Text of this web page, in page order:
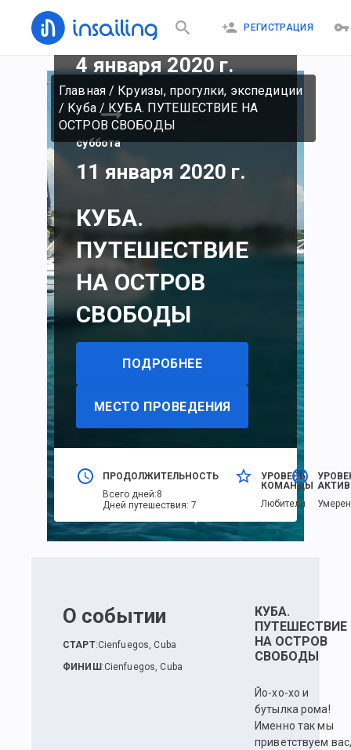
РЕГИСТРАЦИЯ
Главная/ Круизы, прогулки, экспедиции
/ Куба/ КУБА. ПУТЕШЕСТВИЕ НА
ОСТРОВ СВОБОДЫ
суббота
4 января 2020 г.
суббота
11 января 2020 г.
КУБА.
ПУТЕШЕСТВИЕ
НА ОСТРОВ
СВОБОДЫ
ПОДРОБНЕЕ
МЕСТО ПРОВЕДЕНИЯ
ПРОДОЛЖИТЕЛЬНОСТЬ
Всего дней:8
Дней путешествия:7
УРОВЕНЬ
КОМАНДЫ
Любители
О событии
СТАРТ:Cienfuegos, Cuba
ФИНИШ :Cienfuegos, Cuba
КУБА.
ПУТЕШЕСТВИЕ
НА ОСТРОВ
СВОБОДЫ
Йо-хо-хо и
бутылка рома!
Именно так мы
приветствуем